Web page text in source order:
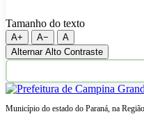
Tamanho do texto
A+ A−
A
Alternar Alto Contraste
Município do estado do Paraná, na